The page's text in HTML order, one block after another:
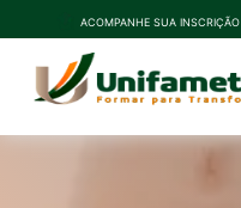
ACOMPANHE SUA INSCRIÇÃO